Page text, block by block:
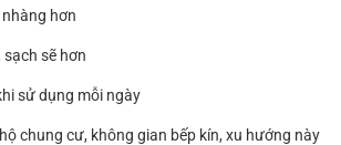
hơn
sạch sẽ hơn
sử dụng mỗi ngày
chung cư, không gian bếp kín, xu hướng này